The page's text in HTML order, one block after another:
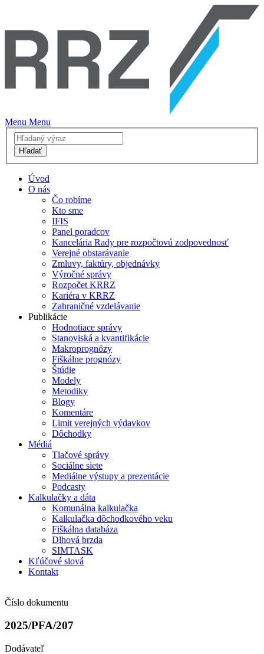
Menu Menu
Hľadať
Úvod
O nás
Čo robíme
Kto sme
IFIS
Panel poradcov
Kancelária Rady pre rozpočtovú zodpovednosť
Verejné obstarávanie
Zmluvy, faktúry, objednávky
Výročné správy
Rozpočet KRRZ
Kariéra v KRRZ
Zahraničné vzdelávanie
Publikácie
Hodnotiace správy
Stanoviská a kvantifikácie
Makroprognózy
Fiškálne prognózy
Štúdie
Modely
Metodiky
Blogy
Komentáre
Limit verejných výdavkov
Dôchodky
Médiá
Tlačové správy
Sociálne siete
Mediálne výstupy a prezentácie
Podcasty
Kalkulačky a dáta
Komunálna kalkulačka
Kalkulačka dôchodkového veku
Fiškálna databáza
Dlhová brzda
SIMTASK
Kľúčové slová
Kontakt
Číslo dokumentu
2025/PFA/207
Dodávateľ